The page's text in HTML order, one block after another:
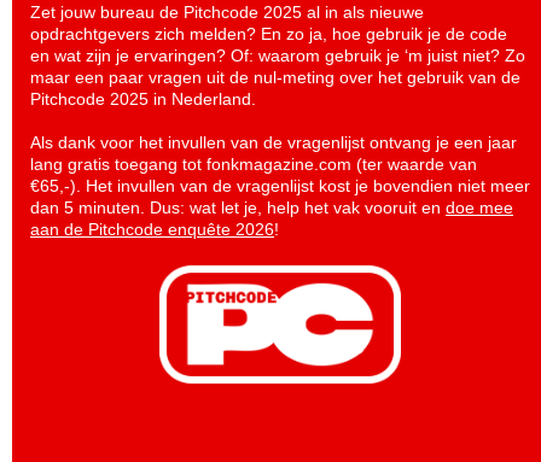
Zet jouw bureau de Pitchcode 2025 al in als nieuwe
opdrachtgevers zich melden? En zo ja, hoe gebruik je de code
en wat zijn je ervaringen? Of: waarom gebruik je ‘m juist niet? Zo
maar een paar vragen uit de nul-meting over het gebruik van de
Pitchcode 2025 in Nederland.
Als dank voor het invullen van de vragenlijst ontvang je een jaar
lang gratis toegang tot fonkmagazine.com (ter waarde van
€65,-). Het invullen van de vragenlijst kost je bovendien niet meer
dan 5 minuten. Dus: wat let je, help het vak vooruit en doe mee
aan de Pitchcode enquête 2026!